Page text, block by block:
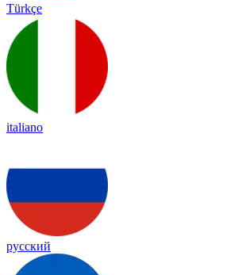
Türkçe
italiano
русский